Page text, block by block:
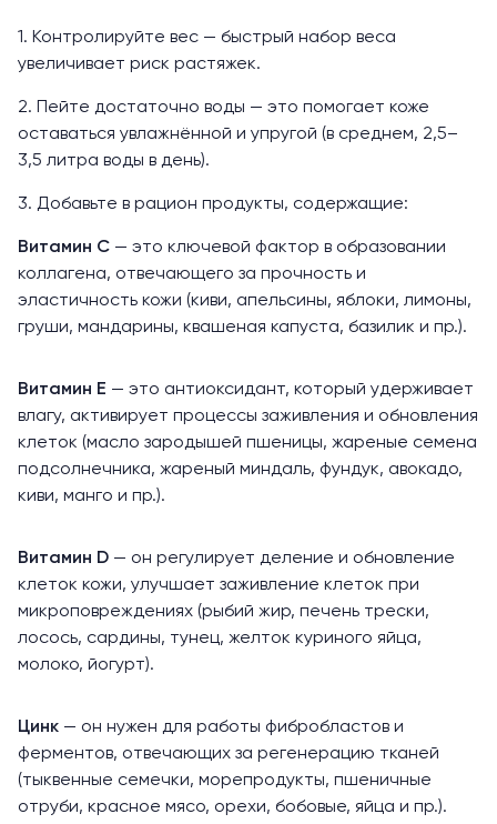
1. Контролируйте вес — быстрый набор веса
увеличивает риск растяжек.
2. Пейте достаточно воды — это помогает коже
оставаться увлажнённой и упругой (в среднем, 2,5–
3,5 литра воды в день).
3. Добавьте в рацион продукты, содержащие:
Витамин С — это ключевой фактор в образовании
коллагена, отвечающего за прочность и
эластичность кожи (киви, апельсины, яблоки, лимоны,
груши, мандарины, квашеная капуста, базилик и пр.).
Витамин Е — это антиоксидант, который удерживает
влагу, активирует процессы заживления и обновления
клеток (масло зародышей пшеницы, жареные семена
подсолнечника, жареный миндаль, фундук, авокадо,
киви, манго и пр.).
Витамин D — он регулирует деление и обновление
клеток кожи, улучшает заживление клеток при
микроповреждениях (рыбий жир, печень трески,
лосось, сардины, тунец, желток куриного яйца,
молоко, йогурт).
Цинк — он нужен для работы фибробластов и
ферментов, отвечающих за регенерацию тканей
(тыквенные семечки, морепродукты, пшеничные
отруби, красное мясо, орехи, бобовые, яйца и пр.).